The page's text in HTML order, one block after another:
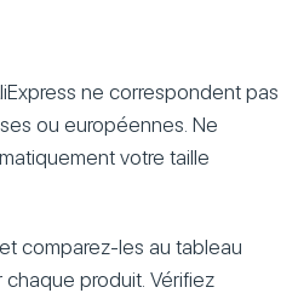
ne correspondent pas
ou européennes. Ne
votre taille
comparez-les au tableau
produit. Vérifiez